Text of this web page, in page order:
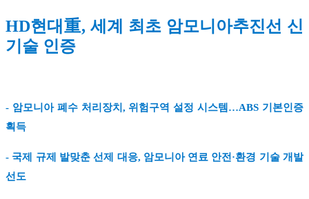
HD현대重, 세계 최초 암모니아추진선 신
기술 인증
- 암모니아 폐수 처리장치, 위험구역 설정 시스템…ABS 기본인증
획득
- 국제 규제 발맞춘 선제 대응, 암모니아 연료 안전·환경 기술 개발
선도